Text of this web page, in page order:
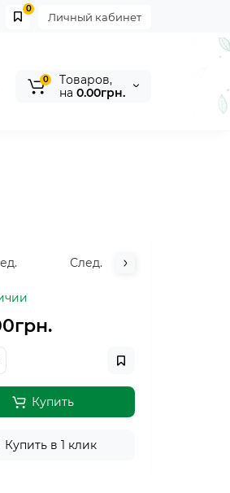
Личный кабинет
0
0
Tоваров,
на 0.00грн.
След.
Купить
Купить в 1 клик